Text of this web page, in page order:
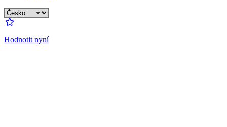
Hodnotit nyní